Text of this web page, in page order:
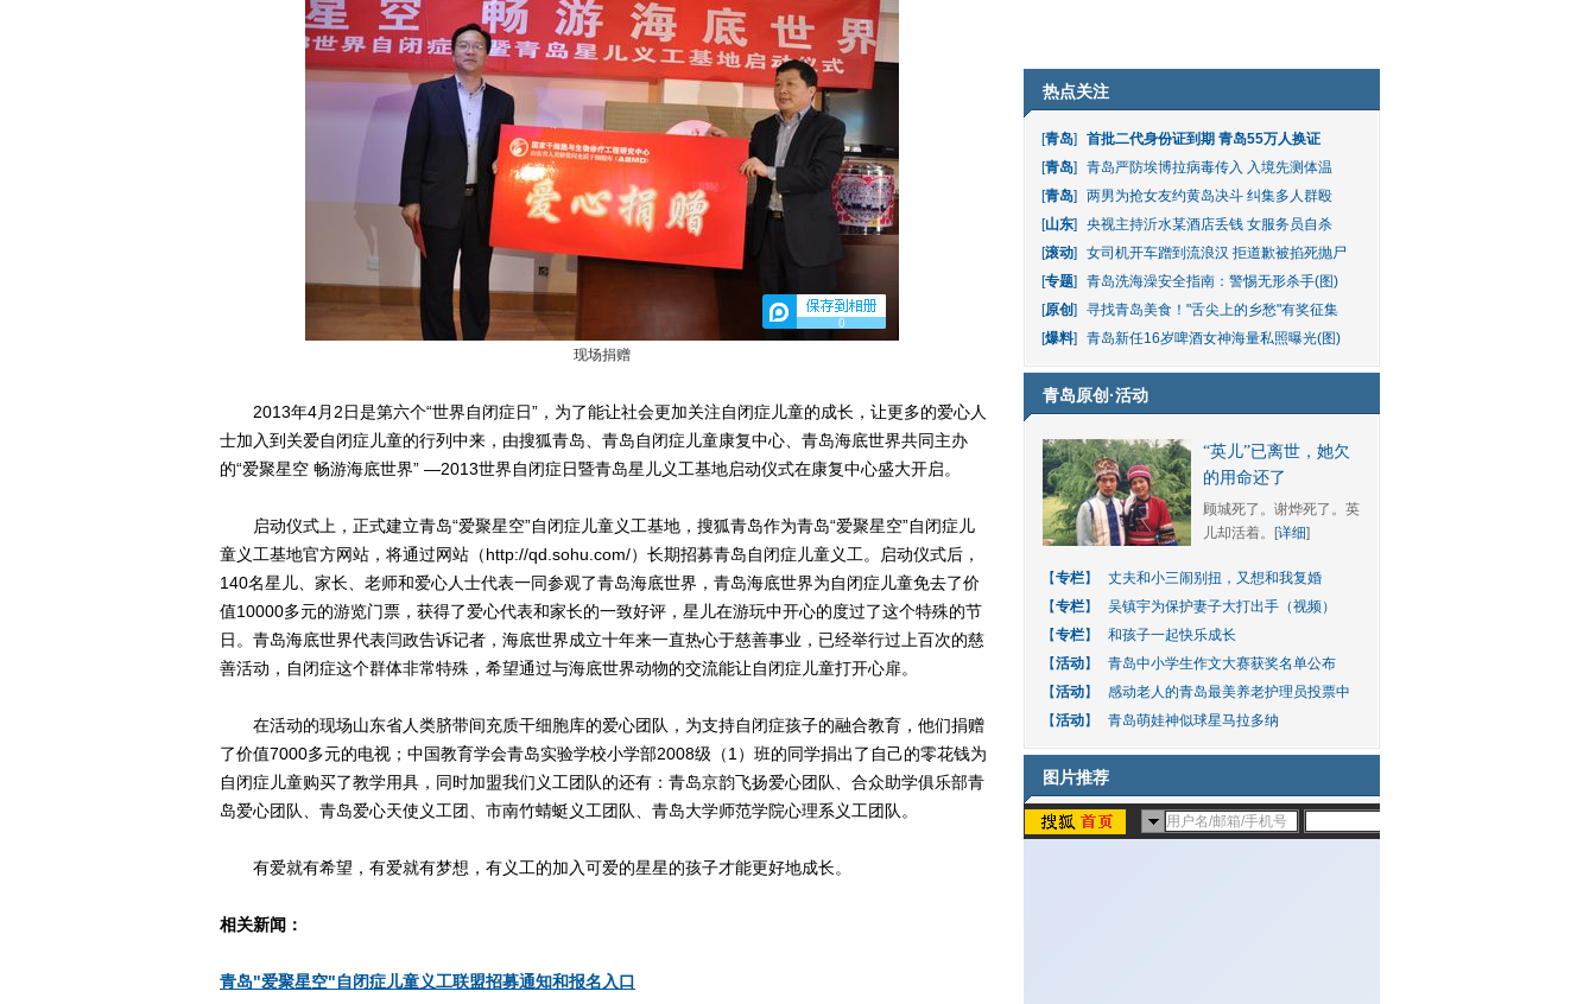
0
现场捐赠
2013年4月2日是第六个“世界自闭症日”，为了能让社会更加关注自闭症儿童的成长，让更多的爱心人
士加入到关爱自闭症儿童的行列中来，由搜狐青岛、青岛自闭症儿童康复中心、青岛海底世界共同主办
的“爱聚星空 畅游海底世界” —2013世界自闭症日暨青岛星儿义工基地启动仪式在康复中心盛大开启。
启动仪式上，正式建立青岛“爱聚星空”自闭症儿童义工基地，搜狐青岛作为青岛“爱聚星空”自闭症儿
童义工基地官方网站，将通过网站（http://qd.sohu.com/）长期招募青岛自闭症儿童义工。启动仪式后，
140名星儿、家长、老师和爱心人士代表一同参观了青岛海底世界，青岛海底世界为自闭症儿童免去了价
值10000多元的游览门票，获得了爱心代表和家长的一致好评，星儿在游玩中开心的度过了这个特殊的节
日。青岛海底世界代表闫政告诉记者，海底世界成立十年来一直热心于慈善事业，已经举行过上百次的慈
善活动，自闭症这个群体非常特殊，希望通过与海底世界动物的交流能让自闭症儿童打开心扉。
在活动的现场山东省人类脐带间充质干细胞库的爱心团队，为支持自闭症孩子的融合教育，他们捐赠
了价值7000多元的电视；中国教育学会青岛实验学校小学部2008级（1）班的同学捐出了自己的零花钱为
自闭症儿童购买了教学用具，同时加盟我们义工团队的还有：青岛京韵飞扬爱心团队、合众助学俱乐部青
岛爱心团队、青岛爱心天使义工团、市南竹蜻蜓义工团队、青岛大学师范学院心理系义工团队。
有爱就有希望，有爱就有梦想，有义工的加入可爱的星星的孩子才能更好地成长。
相关新闻：
青岛"爱聚星空"自闭症儿童义工联盟招募通知和报名入口
热点关注
[青岛]
首批二代身份证到期 青岛55万人换证
[青岛]
青岛严防埃博拉病毒传入 入境先测体温
[青岛]
两男为抢女友约黄岛决斗 纠集多人群殴
[山东]
央视主持沂水某酒店丢钱 女服务员自杀
[滚动]
女司机开车蹭到流浪汉 拒道歉被掐死抛尸
[专题]
青岛洗海澡安全指南：警惕无形杀手(图)
[原创]
寻找青岛美食！"舌尖上的乡愁"有奖征集
[爆料] 青岛新任16岁啤酒女神海量私照曝光(图)
青岛原创 ·活动
“英儿”已离世，她欠
的用命还了
顾城死了。谢烨死了。英
儿却活着。[详细]
【专栏】
丈夫和小三闹别扭，又想和我复婚
【专栏】
吴镇宇为保护妻子大打出手（视频）
【专栏】
和孩子一起快乐成长
【活动】
青岛中小学生作文大赛获奖名单公布
【活动】
感动老人的青岛最美养老护理员投票中
【活动】 青岛萌娃神似球星马拉多纳
图片推荐